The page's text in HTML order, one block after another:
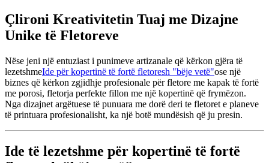
Çlironi Kreativitetin Tuaj me Dizajne
Unike të Fletoreve
Nëse jeni një entuziast i punimeve artizanale që kërkon gjëra të
lezetshmeIde për kopertinë të fortë fletoresh "bëje vetë"ose një
biznes që kërkon zgjidhje profesionale për fletore me kapak të fortë
me porosi, fletorja perfekte fillon me një kopertinë që frymëzon.
Nga dizajnet argëtuese të punuara me dorë deri te fletoret e planeve
të printuara profesionalisht, ka një botë mundësish që ju presin.
Ide të lezetshme për kopertinë të fortë